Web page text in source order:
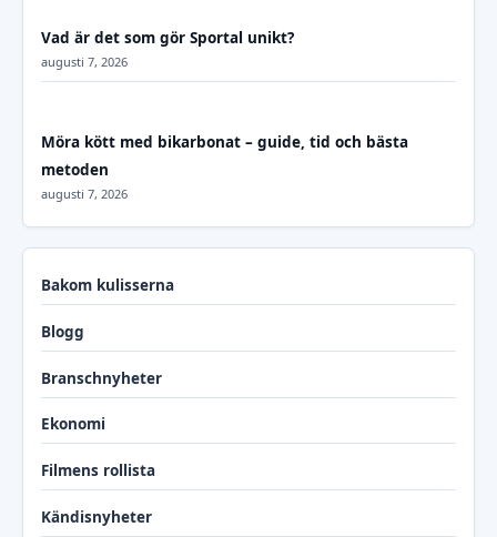
Vad är det som gör Sportal unikt?
augusti 7, 2026
Möra kött med bikarbonat – guide, tid och bästa
metoden
augusti 7, 2026
Bakom kulisserna
Blogg
Branschnyheter
Ekonomi
Filmens rollista
Kändisnyheter